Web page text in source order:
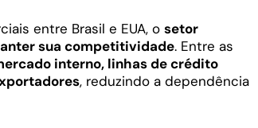
entre Brasil e EUA, o setor
sua competitividade. Entre as
interno, linhas de crédito
, reduzindo a dependência